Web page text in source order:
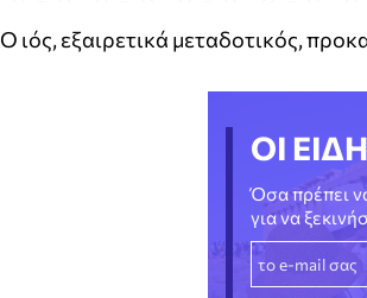
Ο ιός, εξαιρετικά μεταδοτικός,
ΟΙ
Όσα πρέπει
για να